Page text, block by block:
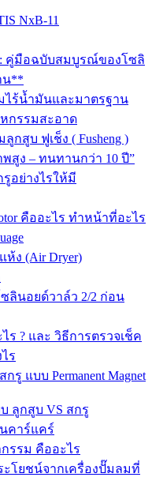
NxB-11
คู่มือฉบับสมบูรณ์ของโซลิ
น**
ไร้น้ำมันและมาตรฐาน
กรรมสะอาด
สูบ ฟูเช็ง ( Fusheng )
สูง – ทนทานกว่า 10 ปี”
อย่างไรให้มี
คืออะไร ทำหน้าที่อะไร
ห้ง (Air Dryer)
ลินอยด์วาล์ว 2/2 ก่อน
? และ วิธีการตรวจเช็ค
ร
แบบ Permanent Magnet
ลูกสูบ VS สกรู
คาร์แคร์
รรม คืออะไร
โยชน์จากเครื่องปั๊มลมที่